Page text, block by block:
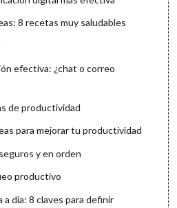
8 recetas muy saludables
efectiva: ¿chat o correo
de productividad
para mejorar tu productividad
y en orden
productivo
a día: 8 claves para definir